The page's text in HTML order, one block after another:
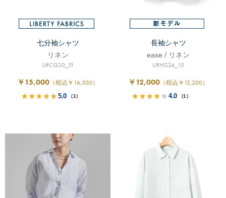
七分袖シャツ
リネン
URCQ20_51
￥15,000 （税込￥16,500）
5.0 （1）
長袖シャツ
ease / リネン
URHG24_10
￥12,000 （税込￥13,200）
4.0 （1）